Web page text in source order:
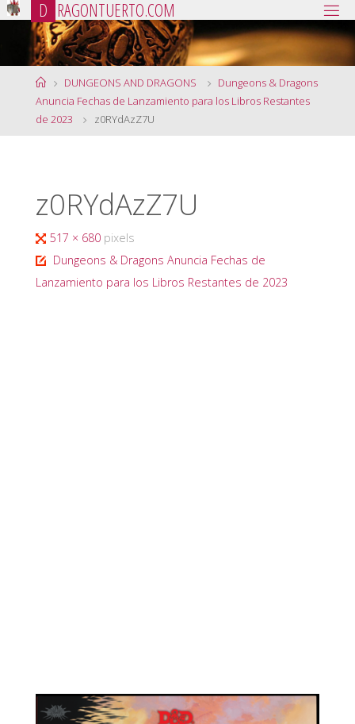
Saltar
contenido
D RAGONTUERTO.COM
Página
de
Inicio
DUNGEONS AND DRAGONS
Dungeons & Dragons
Anuncia Fechas de Lanzamiento para los Libros Restantes
de 2023
z0RYdAzZ7U
z0RYdAzZ7U
Tamaño
completo
517 × 680 pixels
Dungeons & Dragons Anuncia Fechas de
Lanzamiento para los Libros Restantes de 2023